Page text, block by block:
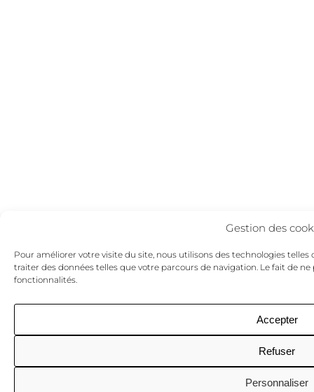
Gestion des
Pour améliorer votre visite du site, nous utilisons des technologies
traiter des données telles que votre parcours de navigation. Le fait de
fonctionnalités.
Accepter
Refuser
Personnaliser